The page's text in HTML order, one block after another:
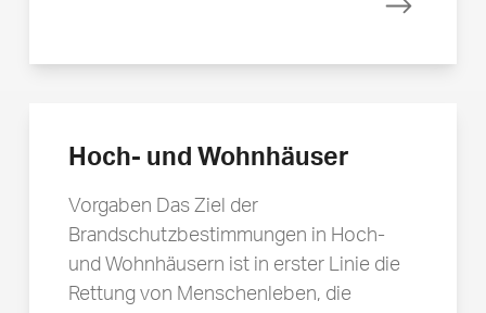
Mehr
Hoch- und Wohnhäuser
Vorgaben Das Ziel der
Brandschutzbestimmungen in Hoch-
und Wohnhäusern ist in erster Linie die
Rettung von Menschenleben, die